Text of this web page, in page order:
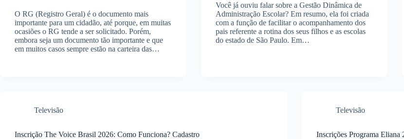
O RG (Registro Geral) é o documento mais
importante para um cidadão, até porque, em muitas
ocasiões o RG tende a ser solicitado. Porém,
embora seja um documento tão importante e que
em muitos casos sempre estão na carteira das…
Você já ouviu falar sobre a Gestão Dinâmica de
Administração Escolar? Em resumo, ela foi criada
com a função de facilitar o acompanhamento dos
pais referente a rotina dos seus filhos e as escolas
do estado de São Paulo. Em…
Televisão
Inscrição The Voice Brasil 2026: Como Funciona? Cadastro
Televisão
Inscrições Programa Eliana